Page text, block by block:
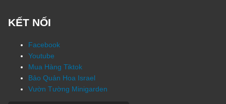
KẾT NỐI
Facebook
Youtube
Mua Hàng Tiktok
Bảo Quản Hoa Israel
Vườn Tường Minigarden